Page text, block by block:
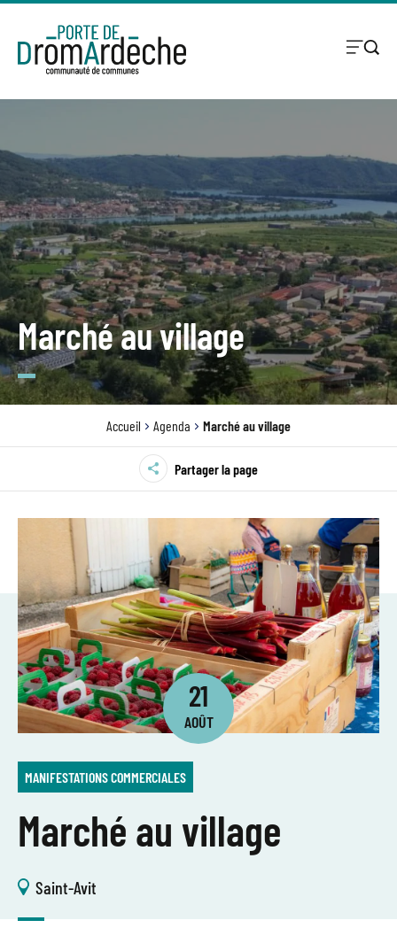
Marché au village
Accueil Agenda Marché au village
Partager la page
21
AOÛT
MANIFESTATIONS COMMERCIALES
Marché au village
Saint-Avit